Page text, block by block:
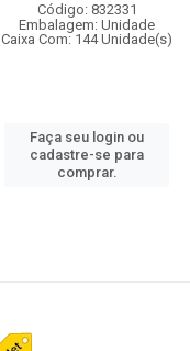
Código: 832331
Embalagem: Unidade
Caixa Com: 144 Unidade(s)
Faça seu login ou
cadastre-se para
comprar.